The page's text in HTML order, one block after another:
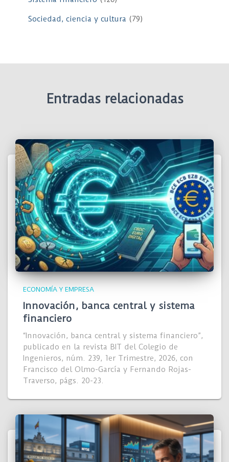
Sociedad, ciencia y cultura (79)
Entradas relacionadas
ECONOMÍA Y EMPRESA
Innovación, banca central y sistema
financiero
“Innovación, banca central y sistema financiero”,
publicado en la revista BIT del Colegio de
Ingenieros, núm. 239, 1er Trimestre, 2026, con
Francisco del Olmo-García y Fernando Rojas-
Traverso, págs. 20-23.